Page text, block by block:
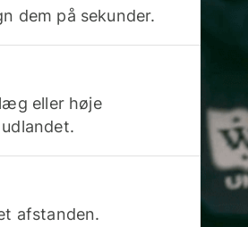
dem på sekunder.
eller høje
afstanden.